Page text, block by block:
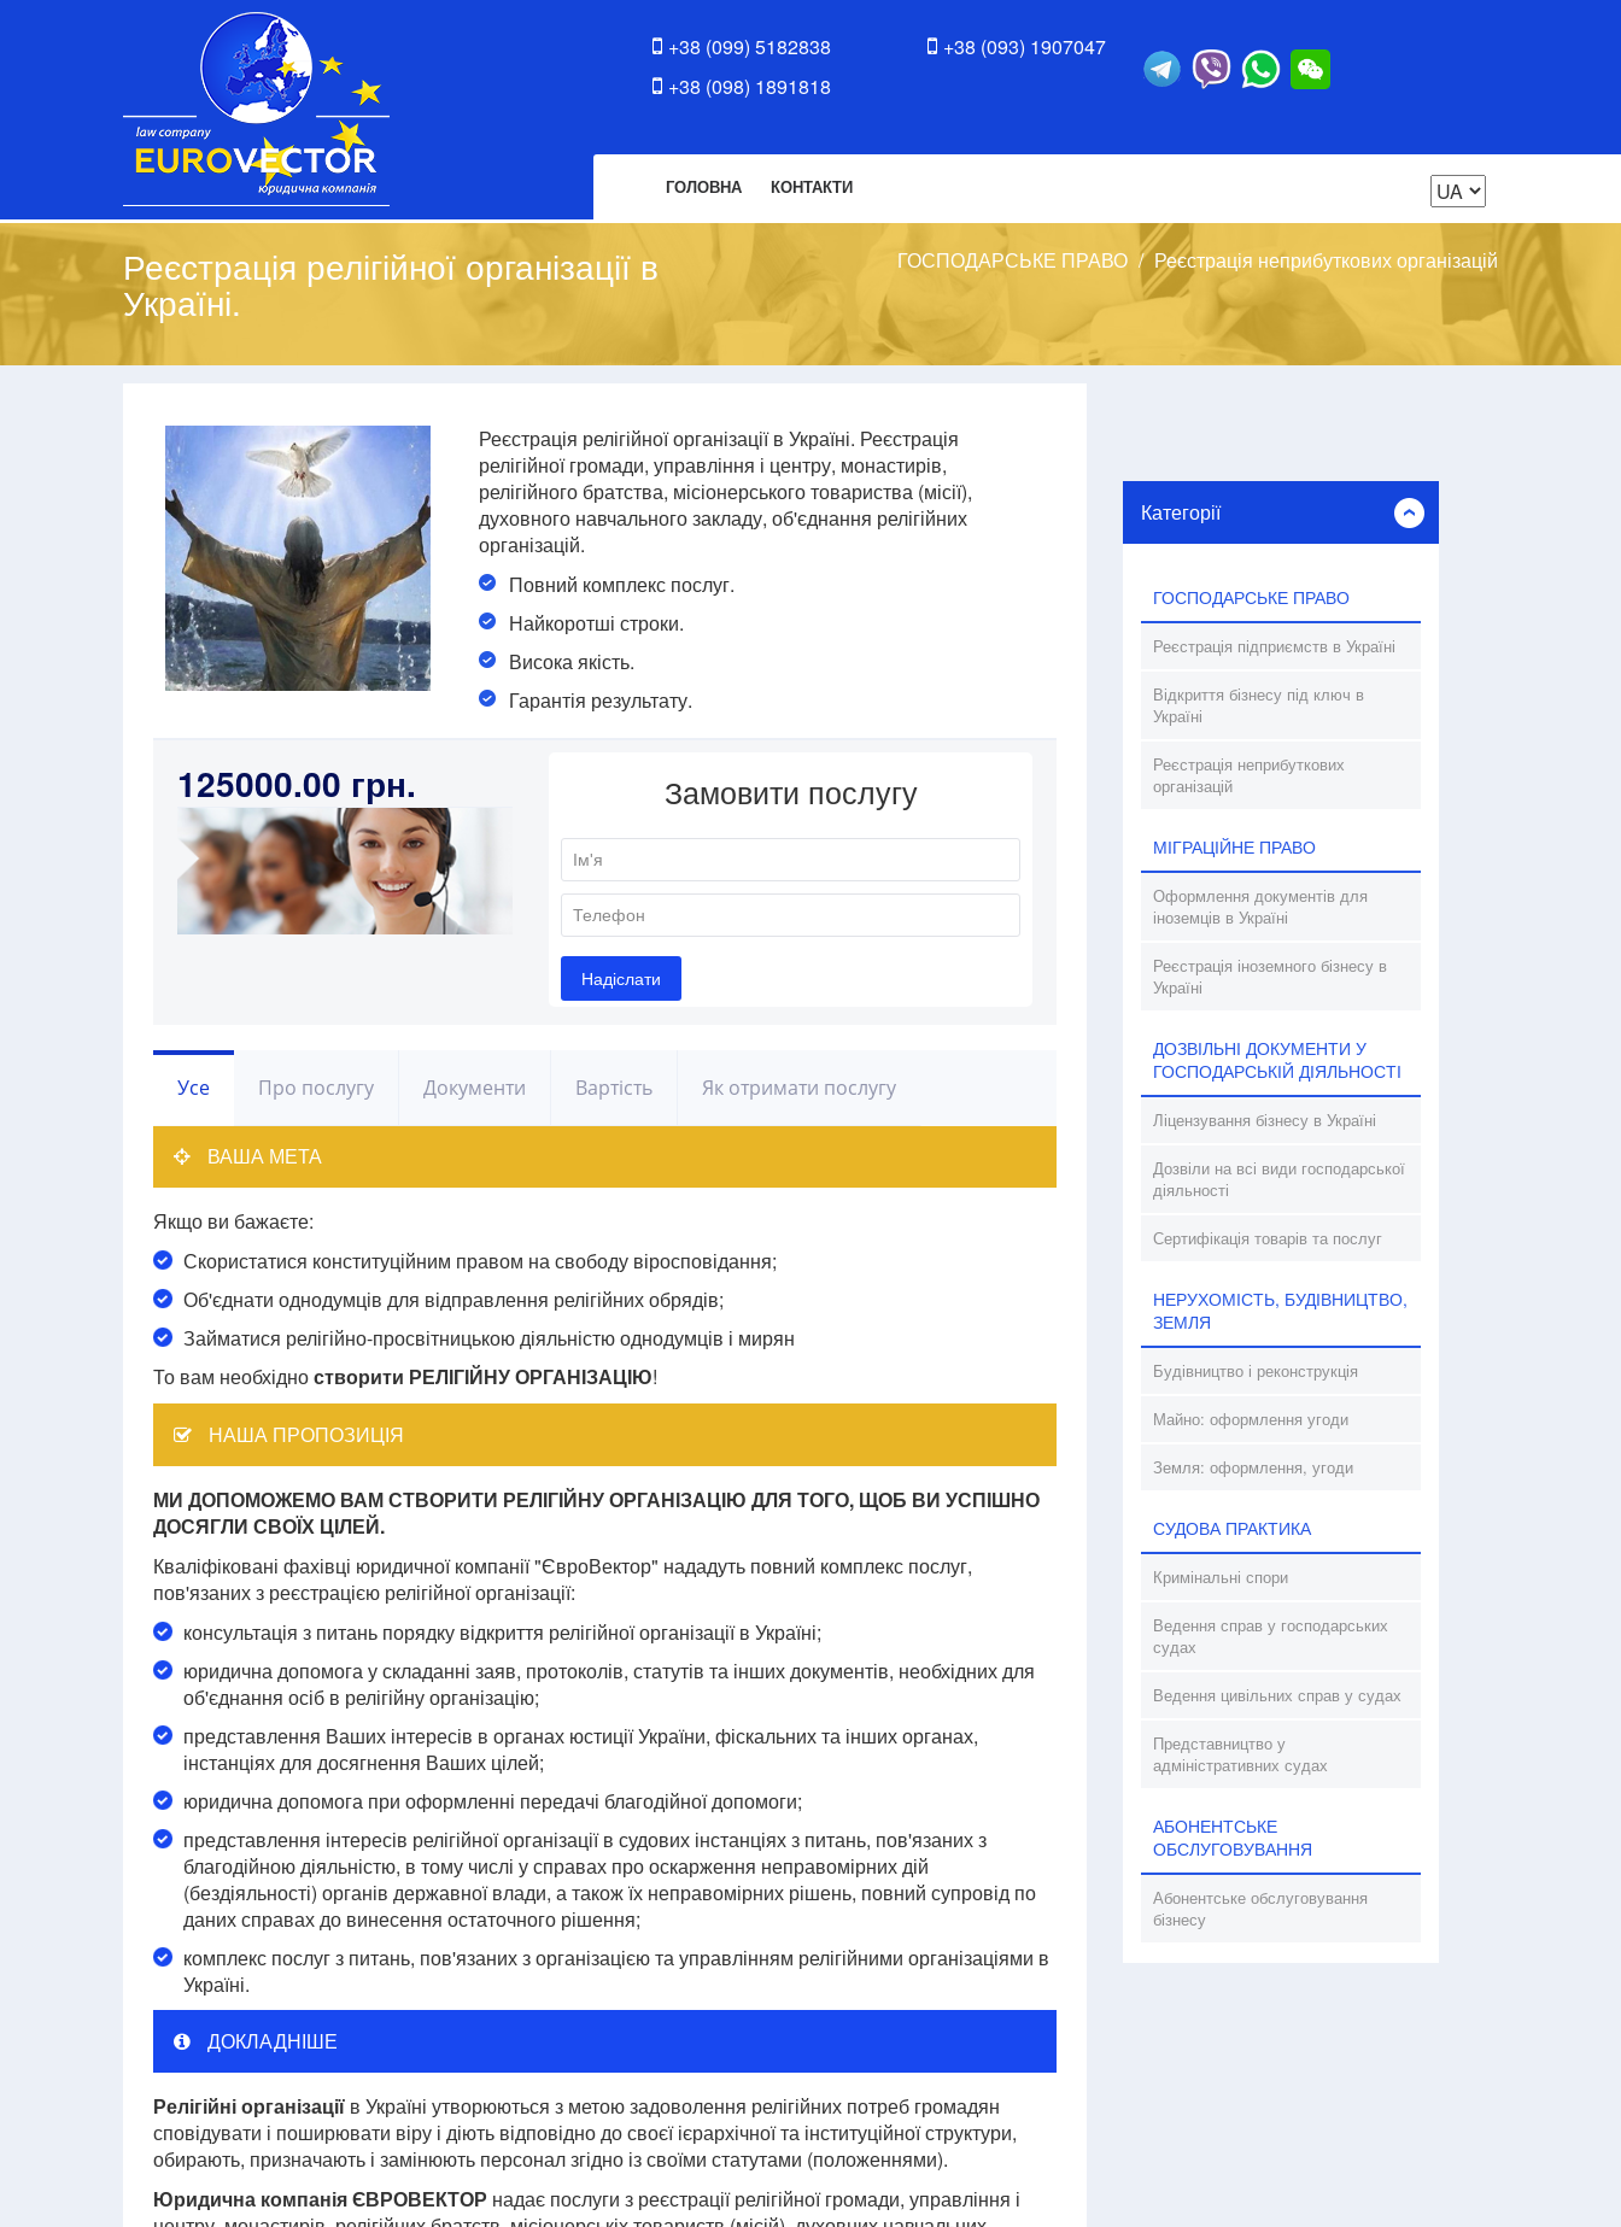
+38 (099) 5182838
+38 (098) 1891818
+38 (093) 1907047
ГОЛОВНА КОНТАКТИ
Реєстрація релігійної організації в
Україні.
ГОСПОДАРСЬКЕ ПРАВО Реєстрація неприбуткових організацій
Реєстрація релігійної організації в Україні. Реєстрація
релігійної громади, управління і центру, монастирів,
релігійного братства, місіонерського товариства (місії),
духовного навчального закладу, об'єднання релігійних
організацій.
Повний комплекс послуг.
Найкоротші строки.
Висока якість.
Гарантія результату.
125000.00 грн.
Усе Про послугу Документи Вартість Як отримати послугу
ВАША МЕТА
Якщо ви бажаєте:
Скористатися конституційним правом на свободу віросповідання;
Об'єднати однодумців для відправлення релігійних обрядів;
Займатися релігійно-просвітницькою діяльністю однодумців і мирян
То вам необхідностворити РЕЛІГІЙНУ ОРГАНІЗАЦІЮ!
НАША ПРОПОЗИЦІЯ
МИ ДОПОМОЖЕМО ВАМ СТВОРИТИ РЕЛІГІЙНУ ОРГАНІЗАЦІЮ ДЛЯ ТОГО, ЩОБ ВИ УСПІШНО
ДОСЯГЛИ СВОЇХ ЦІЛЕЙ.
Кваліфіковані фахівці юридичної компанії "ЄвроВектор" нададуть повний комплекс послуг,
пов'язаних з реєстрацією релігійної організації:
консультація з питань порядку відкриття релігійної організації в Україні;
юридична допомога у складанні заяв, протоколів, статутів та інших документів, необхідних для
об'єднання осіб в релігійну організацію;
представлення Ваших інтересів в органах юстиції України, фіскальних та інших органах,
інстанціях для досягнення Ваших цілей;
юридична допомога при оформленні передачі благодійної допомоги;
представлення інтересів релігійної організації в судових інстанціях з питань, пов'язаних з
благодійною діяльністю, в тому числі у справах про оскарження неправомірних дій
(бездіяльності) органів державної влади, а також їх неправомірних рішень, повний супровід по
даних справах до винесення остаточного рішення;
комплекс послуг з питань, пов'язаних з організацією та управлінням релігійними організаціями в
Україні.
ДОКЛАДНІШЕ
Релігійні організації в Україні утворюються з метою задоволення релігійних потреб громадян
сповідувати і поширювати віру і діють відповідно до своєї ієрархічної та інституційної структури,
обирають, призначають і замінюють персонал згідно із своїми статутами (положеннями).
Юридична компанія ЄВРОВЕКТОР надає послуги з реєстрації релігійної громади, управління і
Категорії
ГОСПОДАРСЬКЕ ПРАВО
Реєстрація підприємств в Україні
Відкриття бізнесу під ключ в
Україні
Реєстрація неприбуткових
організацій
МІГРАЦІЙНЕ ПРАВО
Оформлення документів для
іноземців в Україні
Реєстрація іноземного бізнесу в
Україні
ДОЗВІЛЬНІ ДОКУМЕНТИ У
ГОСПОДАРСЬКІЙ ДІЯЛЬНОСТІ
Ліцензування бізнесу в Україні
Дозвіли на всі види господарської
діяльності
Сертифікація товарів та послуг
НЕРУХОМІСТЬ, БУДІВНИЦТВО,
ЗЕМЛЯ
Будівництво і реконструкція
Майно: оформлення угоди
Земля: оформлення, угоди
СУДОВА ПРАКТИКА
Кримінальні спори
Ведення справ у господарських
судах
Ведення цивільних справ у судах
Представництво у
адміністративних судах
АБОНЕНТСЬКЕ
ОБСЛУГОВУВАННЯ
Абонентське обслуговування
бізнесу